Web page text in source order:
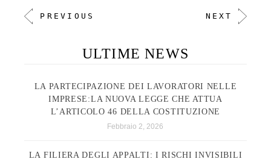
PREVIOUS NEXT
ULTIME NEWS
LA PARTECIPAZIONE DEI LAVORATORI NELLE
IMPRESE:LA NUOVA LEGGE CHE ATTUA
L’ARTICOLO 46 DELLA COSTITUZIONE
Febbraio 2, 2026
LA FILIERA DEGLI APPALTI: I RISCHI INVISIBILI